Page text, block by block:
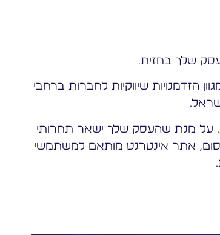
שלך בחזית.
הזדמנויות שיווקיות לחברות ברחבי
על מנת שהעסק שלך ישאר תחרותי
אתר אינטרנט מותאם למשתמשי